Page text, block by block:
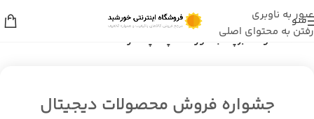
عبور به ناوبری
رفتن به محتوای اصلی
منو
خانه/ محصولات برچسب خورده “لپ تاپ قدرتمند DELL Precision 7720”
جشواره فروش محصولات دیجیتال